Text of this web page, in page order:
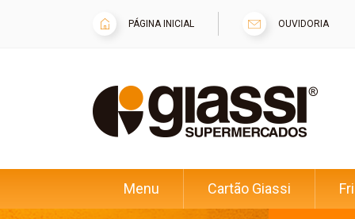
PÁGINA INICIAL OUVIDORIA
Menu Cartão Giassi